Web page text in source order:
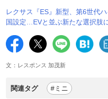
レクサス『ES』新型、第6世代
国設定…EVと並ぶ新たな選択肢
文：レスポンス 加茂新
関連タグ #ミニ